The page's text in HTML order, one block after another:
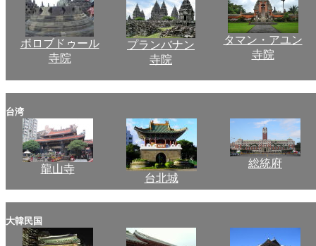
ボロブドゥール
寺院
プランバナン
寺院
タマン・アユン
寺院
台湾
龍山寺
台北城
総統府
大韓民国